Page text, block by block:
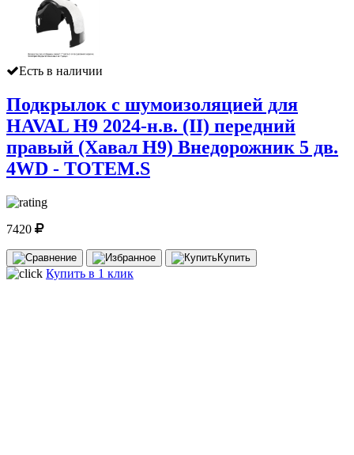
Есть в наличии
Подкрылок с шумоизоляцией для
HAVAL H9 2024-н.в. (II) передний
правый (Хавал Н9) Внедорожник 5 дв.
4WD - TOTEM.S
7420
Купить
Купить в 1 клик